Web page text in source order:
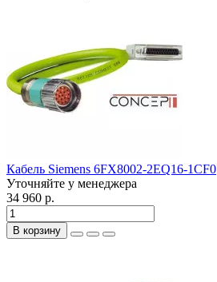
Кабель Siemens 6FX8002-2EQ16-1CF0
Уточняйте у менеджера
34 960 р.
В корзину